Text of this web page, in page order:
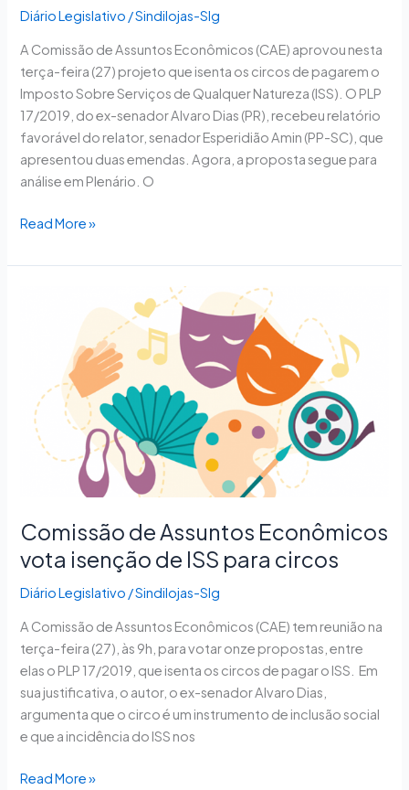
Diário Legislativo /Sindilojas-Slg
A Comissão de Assuntos Econômicos (CAE) aprovou nesta
terça-feira (27) projeto que isenta os circos de pagarem o
Imposto Sobre Serviços de Qualquer Natureza (ISS). O PLP
17/2019, do ex-senador Alvaro Dias (PR), recebeu relatório
favorável do relator, senador Esperidião Amin (PP-SC), que
apresentou duas emendas. Agora, a proposta segue para
análise em Plenário. O
Read More »
Comissão de Assuntos Econômicos
vota isenção de ISS para circos
Diário Legislativo /Sindilojas-Slg
A Comissão de Assuntos Econômicos (CAE) tem reunião na
terça-feira (27), às 9h, para votar onze propostas, entre
elas o PLP 17/2019, que isenta os circos de pagar o ISS. Em
sua justificativa, o autor, o ex-senador Alvaro Dias,
argumenta que o circo é um instrumento de inclusão social
e que a incidência do ISS nos
Assuntos
Econômicos
isenção
de
Read More »